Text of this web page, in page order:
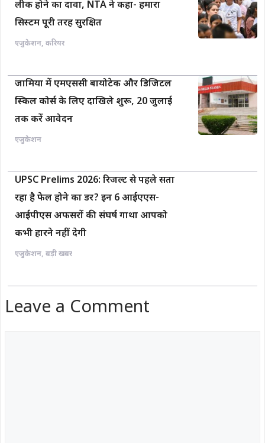
लीक होने का दावा, NTA ने कहा- हमारा
सिस्टम पूरी तरह सुरक्षित
एजुकेशन, करियर
जामिया में एमएससी बायोटेक और डिजिटल
स्किल कोर्स के लिए दाखिले शुरू, 20 जुलाई
तक करें आवेदन
एजुकेशन
UPSC Prelims 2026: रिजल्ट से पहले सता
रहा है फेल होने का डर? इन 6 आईएएस-
आईपीएस अफसरों की संघर्ष गाथा आपको
कभी हारने नहीं देगी
एजुकेशन, बड़ी खबर
Leave a Comment